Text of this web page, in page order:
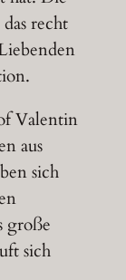
recht
Valentin
aus
sich
große
sich